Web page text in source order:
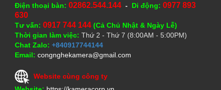
Điện thoại bàn: 02862.544.144 - Di động: 0977 893
630
Tư vấn: 0917 744 144 (Cả Chủ Nhật & Ngày Lễ)
Thời gian làm việc: Thứ 2 - Thứ 7 (8:00AM - 5:00PM)
Chat Zalo: +840917744144
Email: congnghekamera@gmail.com
Website cùng công ty